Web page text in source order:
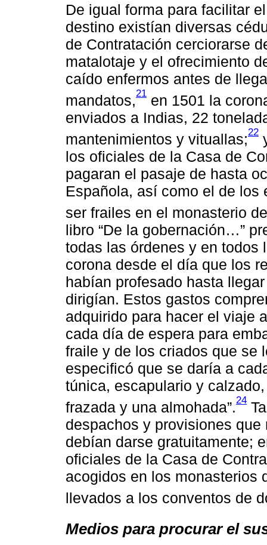
De igual forma para facilitar
destino existían diversas
de Contratación cerciorarse
matalotaje y el ofrecimiento
caído enfermos antes de
mandatos,21 en 1501 la
enviados a Indias, 22
mantenimientos y vituallas;22
los oficiales de la Casa de
pagaran el pasaje de hasta
Española, así como el de los
ser frailes en el monasterio
libro “De la gobernación…”
todas las órdenes y en
corona desde el día que los
habían profesado hasta
dirigían. Estos gastos
adquirido para hacer el viaje
cada día de espera para
fraile y de los criados que se
especificó que se daría a
túnica, escapulario y
frazada y una almohada”.24
despachos y provisiones
debían darse gratuitamente;
oficiales de la Casa de
acogidos en los monasterios
llevados a los conventos de
Medios para procurar el